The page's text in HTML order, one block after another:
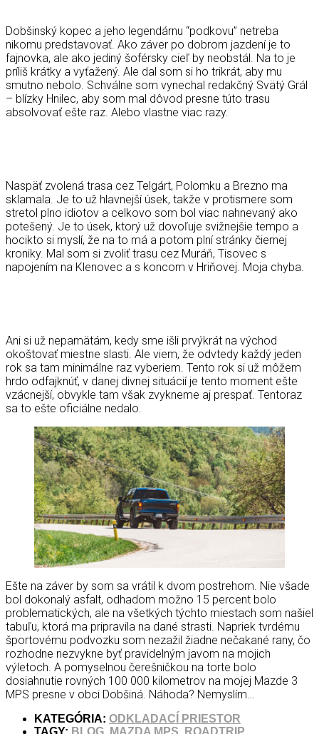
Dobšinský kopec a jeho legendárnu “podkovu” netreba
nikomu predstavovať. Ako záver po dobrom jazdení je to
fajnovka, ale ako jediný šoférsky cieľ by neobstál. Na to je
príliš krátky a vyťažený. Ale dal som si ho trikrát, aby mu
smutno nebolo. Schválne som vynechal redakčný Svätý Grál
– blízky Hnilec, aby som mal dôvod presne túto trasu
absolvovať ešte raz. Alebo vlastne viac razy.
Naspäť zvolená trasa cez Telgárt, Polomku a Brezno ma
sklamala. Je to už hlavnejší úsek, takže v protismere som
stretol plno idiotov a celkovo som bol viac nahnevaný ako
potešený. Je to úsek, ktorý už dovoľuje svižnejšie tempo a
hocikto si myslí, že na to má a potom plní stránky čiernej
kroniky. Mal som si zvoliť trasu cez Muráň, Tisovec s
napojením na Klenovec a s koncom v Hriňovej. Moja chyba.
Ani si už nepamätám, kedy sme išli prvýkrát na východ
okoštovať miestne slasti. Ale viem, že odvtedy každý jeden
rok sa tam minimálne raz vyberiem. Tento rok si už môžem
hrdo odfajknúť, v danej divnej situácií je tento moment ešte
vzácnejší, obvykle tam však zvykneme aj prespať. Tentoraz
sa to ešte oficiálne nedalo.
Ešte na záver by som sa vrátil k dvom postrehom. Nie všade
bol dokonalý asfalt, odhadom možno 15 percent bolo
problematických, ale na všetkých týchto miestach som našiel
tabuľu, ktorá ma pripravila na dané strasti. Napriek tvrdému
športovému podvozku som nezažil žiadne nečakané rany, čo
rozhodne nezvykne byť pravidelným javom na mojich
výletoch. A pomyselnou čerešničkou na torte bolo
dosiahnutie rovných 100 000 kilometrov na mojej Mazde 3
MPS presne v obci Dobšiná. Náhoda? Nemyslím…
KATEGÓRIA: ODKLADACÍ PRIESTOR
TAGY: BLOG, MAZDA MPS, ROADTRIP